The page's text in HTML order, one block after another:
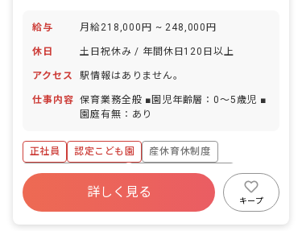
給与 月給218,000円 ~ 248,000円
休日 土日祝休み / 年間休日120日以上
アクセス 駅情報はありません。
仕事内容 保育業務全般 ■園児年齢層：0～5歳児 ■
園庭有無：あり
正社員 認定こども園
産休育休制度
ボーナス・賞与あり
年間休日120日以上
寮・住宅・家賃補助あり
社会保険完備
詳しく見る
キープ